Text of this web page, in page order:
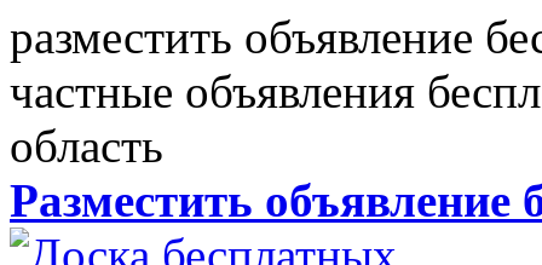
разместить объявление
частные объявления
область
Разместить объявление